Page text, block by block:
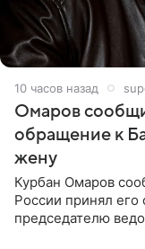
10 часов назад
Омаров
обращение к
жену
Курбан Омаров
России принял
председателю